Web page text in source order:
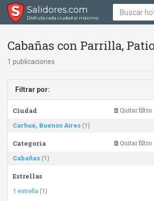
Salidores.com
Disfrutá cada ciudad al máximo
Cabañas con Parrilla,
1 publicaciones
Filtrar por:
Ciudad Quitar filtro
Carhué, Buenos Aires (1)
Categoría Quitar filtro
Cabañas (1)
Estrellas
1 estrella (1)